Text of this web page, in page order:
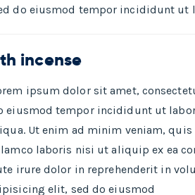
do eiusmod tempor incididunt ut
incense
ipsum dolor sit amet,
eiusmod tempor incididunt ut
Ut enim ad minim veniam,
laboris nisi ut aliquip ex ea
irure dolor in reprehenderit in
elit, sed do eiusmod